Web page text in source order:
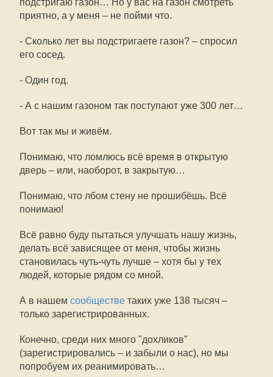
подстригаю газон… Но у вас на газон смотреть
приятно, а у меня – не пойми что.
- Сколько лет вы подстригаете газон? – спросил
его сосед.
- Один год.
- А с нашим газоном так поступают уже 300 лет…
Вот так мы и живём.
Понимаю, что ломлюсь всё время в открытую
дверь – или, наоборот, в закрытую…
Понимаю, что лбом стену не прошибёшь. Всё
понимаю!
Всё равно буду пытаться улучшать нашу жизнь,
делать всё зависящее от меня, чтобы жизнь
становилась чуть-чуть лучше – хотя бы у тех
людей, которые рядом со мной.
А в нашем сообществе таких уже 138 тысяч –
только зарегистрированных.
Конечно, среди них много "дохликов"
(зарегистрировались – и забыли о нас), но мы
попробуем их реанимировать…